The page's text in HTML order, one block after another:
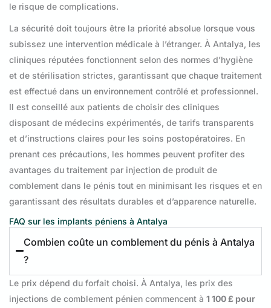
le risque de complications.
La sécurité doit toujours être la priorité absolue lorsque vous
subissez une intervention médicale à l’étranger. À Antalya, les
cliniques réputées fonctionnent selon des normes d’hygiène
et de stérilisation strictes, garantissant que chaque traitement
est effectué dans un environnement contrôlé et professionnel.
Il est conseillé aux patients de choisir des cliniques
disposant de médecins expérimentés, de tarifs transparents
et d’instructions claires pour les soins postopératoires. En
prenant ces précautions, les hommes peuvent profiter des
avantages du traitement par injection de produit de
comblement dans le pénis tout en minimisant les risques et en
garantissant des résultats durables et d’apparence naturelle.
FAQ sur les implants péniens à Antalya
Combien coûte un comblement du pénis à Antalya
?
Le prix dépend du forfait choisi. À Antalya, les prix des
injections de comblement pénien commencent à 1 100 £ pour